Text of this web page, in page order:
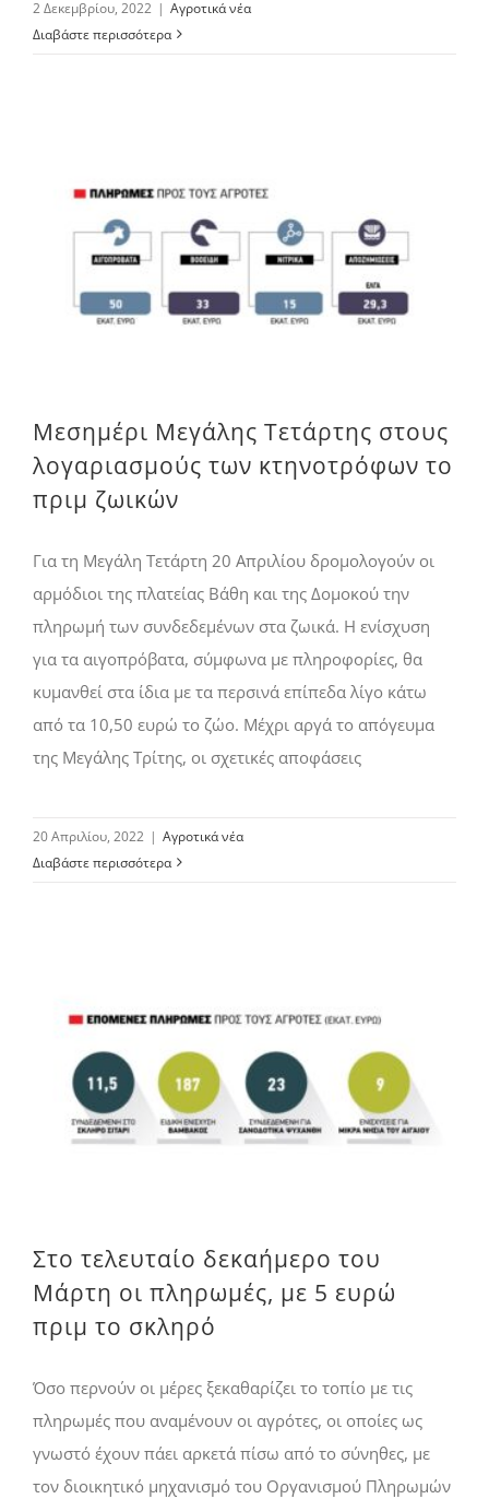
2 Δεκεμβρίου, 2022 | Αγροτικά νέα
Διαβάστε περισσότερα
Μεσημέρι Μεγάλης Τετάρτης στους
λογαριασμούς των κτηνοτρόφων το
πριμ ζωικών
Για τη Μεγάλη Τετάρτη 20 Απριλίου δροµολογούν οι
αρµόδιοι της πλατείας Βάθη και της ∆οµοκού την
πληρωµή των συνδεδεµένων στα ζωικά. Η ενίσχυση
για τα αιγοπρόβατα, σύμφωνα με πληροφορίες, θα
κυμανθεί στα ίδια με τα περσινά επίπεδα λίγο κάτω
από τα 10,50 ευρώ το ζώο. Μέχρι αργά το απόγευμα
της Μεγάλης Τρίτης, οι σχετικές αποφάσεις
20 Απριλίου, 2022 | Αγροτικά νέα
Διαβάστε περισσότερα
Στο τελευταίο δεκαήμερο του
Μάρτη οι πληρωμές, με 5 ευρώ
πριμ το σκληρό
Όσο περνούν οι µέρες ξεκαθαρίζει το τοπίο µε τις
πληρωµές που αναµένουν οι αγρότες, οι οποίες ως
γνωστό έχουν πάει αρκετά πίσω από το σύνηθες, µε
τον διοικητικό µηχανισµό του Οργανισµού Πληρωµών